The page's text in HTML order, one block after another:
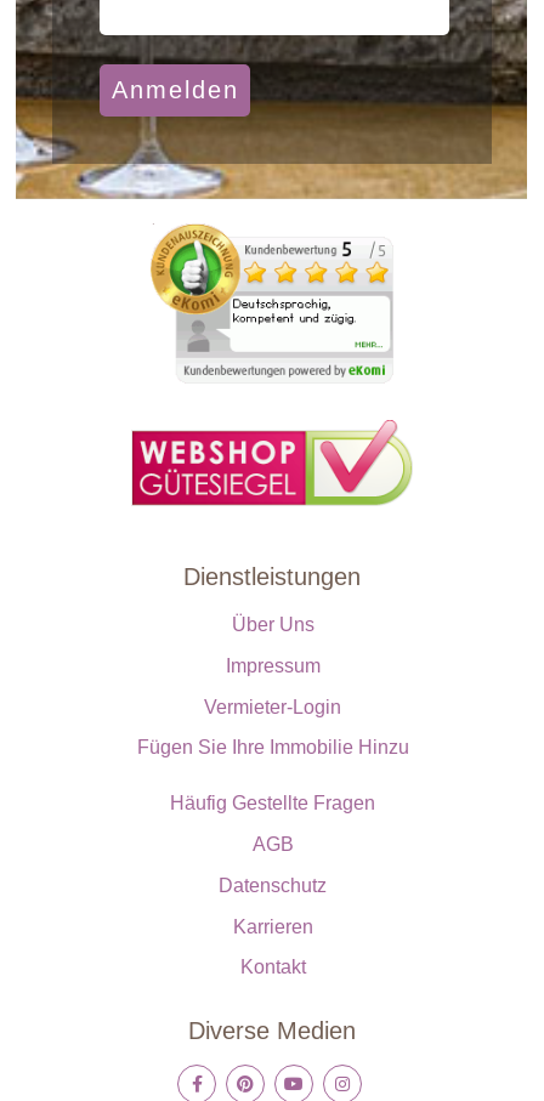
Anmelden
Dienstleistungen
Über Uns
Impressum
Vermieter-Login
Fügen Sie Ihre Immobilie Hinzu
Häufig Gestellte Fragen
AGB
Datenschutz
Karrieren
Kontakt
Diverse Medien